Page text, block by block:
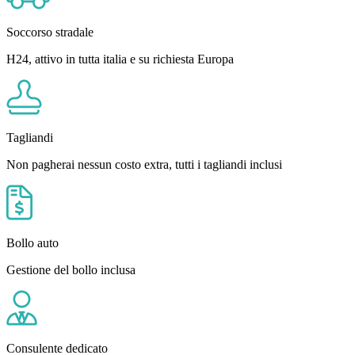
Soccorso stradale
H24, attivo in tutta italia e su richiesta Europa
Tagliandi
Non pagherai nessun costo extra, tutti i tagliandi inclusi
Bollo auto
Gestione del bollo inclusa
Consulente dedicato